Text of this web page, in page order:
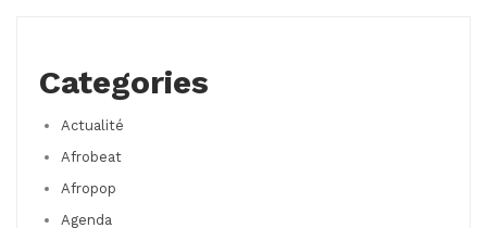
Categories
Actualité
Afrobeat
Afropop
Agenda